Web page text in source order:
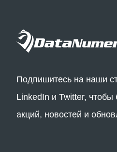
Подпишитесь на наши
LinkedIn и Twitter, чтобы
акций, новостей и